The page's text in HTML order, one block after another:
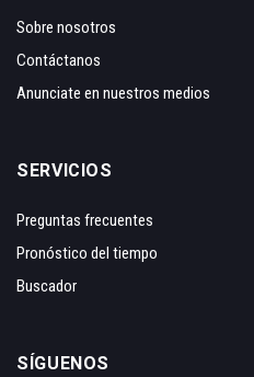
Sobre nosotros
Contáctanos
Anunciate en nuestros medios
SERVICIOS
Preguntas frecuentes
Pronóstico del tiempo
Buscador
SÍGUENOS